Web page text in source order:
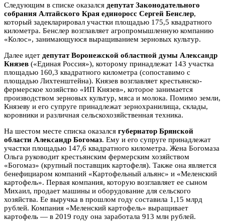
Следующим в списке оказался депутат Законодательного
собрания Алтайского Края единоросс Сергей Бенслер,
который задекларировал участки площадью 175,5 квадратного
километра. Бенслер возглавляет агропромышленную компанию
«Колос», занимающуюся выращиванием зерновых культур.
Далее идет депутат Воронежской областной думы Александр
Князев («Единая Россия»), которому принадлежат 143 участка
площадью 160,3 квадратного километра (сопоставимо с
площадью Лихтенштейна). Князев возглавляет крестьянско-
фермерское хозяйство «ИП Князев», которое занимается
производством зерновых культур, мяса и молока. Помимо земли,
Князеву и его супруге принадлежат зернохранилища, склады,
коровники и различная сельскохозяйственная техника.
На шестом месте списка оказался губернатор Брянской
области Александр Богомаз. Ему и его супруге принадлежат
участки площадью 147,6 квадратного километра. Жена Богомаза
Ольга руководит крестьянским фермерским хозяйством
«Богомаз» (крупный поставщик картофеля). Также она является
бенефициаром компаний «Картофельный альянс» и «Меленский
картофель». Первая компания, которую возглавляет ее сыном
Михаил, продает машины и оборудование для сельского
хозяйства. Ее выручка в прошлом году составила 1,15 млрд
рублей. Компания «Меленский картофель» выращивает
картофель — в 2019 году она заработала 913 млн рублей.